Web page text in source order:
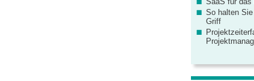
So halten
Griff